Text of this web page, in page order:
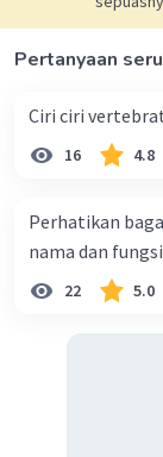
mmHg).
Yang
Pertanyaan
Ciri ciri
16 4.8
Perhatikan bagan
nama dan
22 5.0